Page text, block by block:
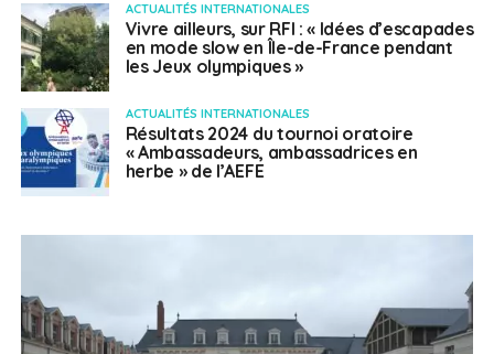
ACTUALITÉS INTERNATIONALES
Vivre ailleurs, sur RFI : « Idées d’escapades
en mode slow en Île-de-France pendant
les Jeux olympiques »
ACTUALITÉS INTERNATIONALES
Résultats 2024 du tournoi oratoire
« Ambassadeurs, ambassadrices en
herbe » de l’AEFE